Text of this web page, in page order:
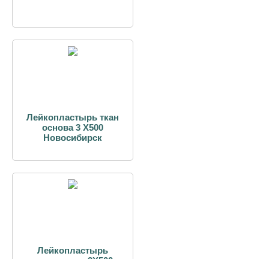
Лейкопластырь ткан
основа 3 Х500
Новосибирск
Лейкопластырь